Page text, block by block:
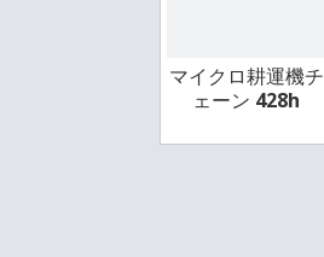
マイクロ耕運機チ
ェーン 428h